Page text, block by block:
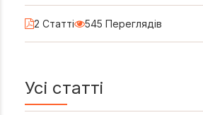
2 Статті 545 Переглядів
Усі статті